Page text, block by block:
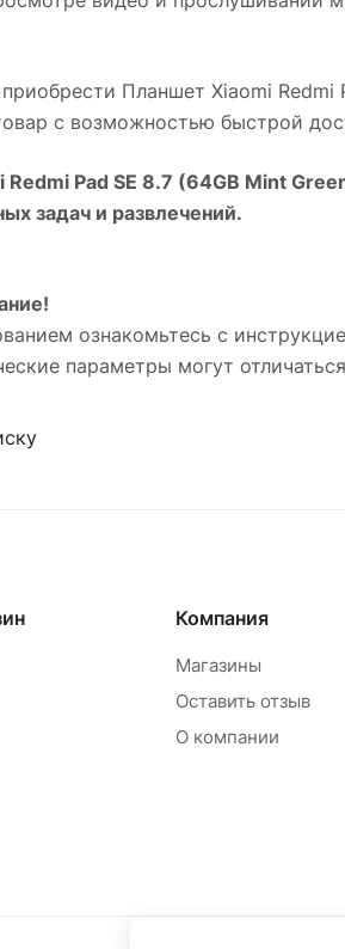
Планшет Xiaomi Redmi
с возможностью быстрой
Pad SE 8.7 (64GB Mint
задач и развлечений.
ознакомьтесь с
параметры могут
Компания
Магазины
Оставить отзыв
О компании